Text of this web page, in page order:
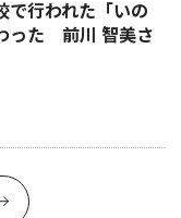
で行われた「いの
った 前川 智美さ